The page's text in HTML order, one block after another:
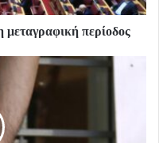
μεταγραφική περίοδος